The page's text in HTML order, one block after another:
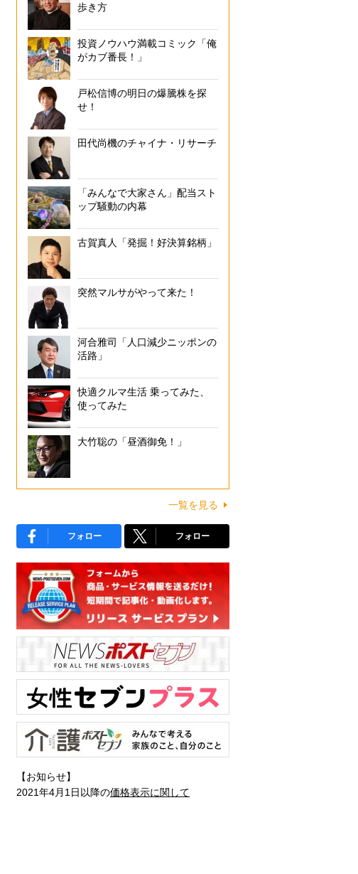
歩き方
投資ノウハウ満載コミック「俺
がカブ番長！」
戸松信博の明日の爆騰株を探
せ！
田代尚機のチャイナ・リサーチ
「みんなで大家さん」配当スト
ップ騒動の内幕
古賀真人「発掘！好決算銘柄」
突然マルサがやって来た！
河合雅司「人口減少ニッポンの
活路」
快適クルマ生活 乗ってみた、
使ってみた
大竹聡の「昼酒御免！」
一覧を見る
フォロー フォロー
【お知らせ】
2021年4月1日以降の価格表示に関して